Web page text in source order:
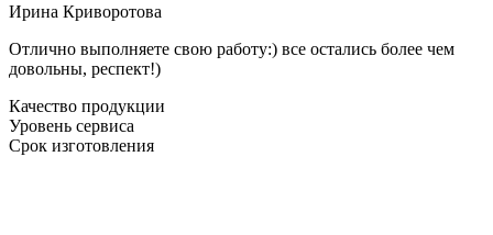
Ирина Криворотова
Отлично выполняете свою работу:) все остались более чем
довольны, респект!)
Качество продукции
Уровень сервиса
Срок изготовления